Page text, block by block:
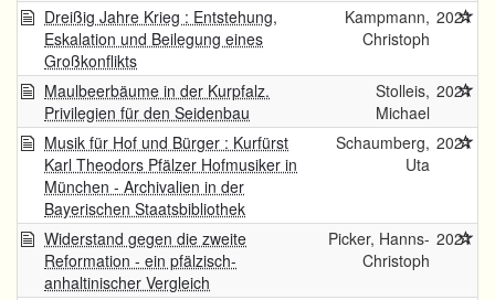
Dreißig Jahre Krieg : Entstehung,
Eskalation und Beilegung eines
Großkonflikts
Kampmann,
Christoph
2021
Maulbeerbäume in der Kurpfalz.
Privilegien für den Seidenbau
Stolleis,
Michael
2021
Musik für Hof und Bürger : Kurfürst
Karl Theodors Pfälzer Hofmusiker in
München - Archivalien in der
Bayerischen Staatsbibliothek
Schaumberg,
Uta
2021
Widerstand gegen die zweite
Reformation - ein pfälzisch-
anhaltinischer Vergleich
Picker, Hanns-
Christoph
2021